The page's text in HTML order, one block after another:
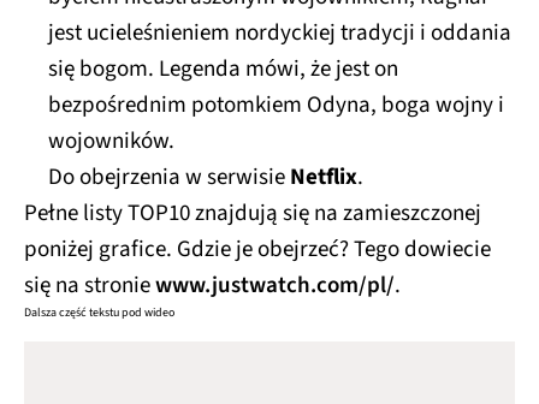
jest ucieleśnieniem nordyckiej tradycji i oddania
się bogom. Legenda mówi, że jest on
bezpośrednim potomkiem Odyna, boga wojny i
wojowników.
Do obejrzenia w serwisieNetflix
Pełne listy TOP10 znajdują się na zamieszczonej
poniżej grafice. Gdzie je obejrzeć? Tego dowiecie
się na stroniewww.justwatch.com/pl/
Dalsza część tekstu pod wideo